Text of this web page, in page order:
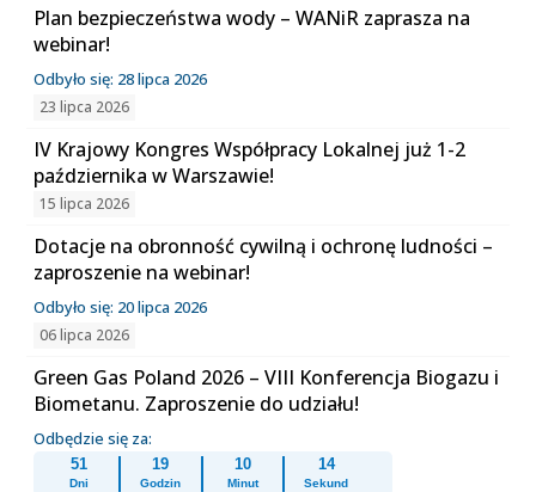
Plan bezpieczeństwa wody – WANiR zaprasza na
webinar!
Odbyło się: 28 lipca 2026
23 lipca 2026
IV Krajowy Kongres Współpracy Lokalnej już 1-2
października w Warszawie!
15 lipca 2026
Dotacje na obronność cywilną i ochronę ludności –
zaproszenie na webinar!
Odbyło się: 20 lipca 2026
06 lipca 2026
Green Gas Poland 2026 – VIII Konferencja Biogazu i
Biometanu. Zaproszenie do udziału!
Odbędzie się za:
51
Dni
19
Godzin
10
Minut
14
Sekund